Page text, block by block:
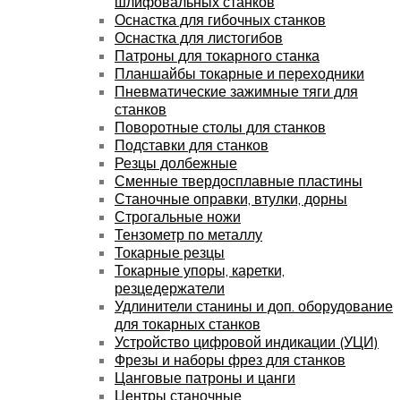
Оснастка для гибочных станков
Оснастка для листогибов
Патроны для токарного станка
Планшайбы токарные и переходники
Пневматические зажимные тяги для
станков
Поворотные столы для станков
Подставки для станков
Резцы долбежные
Сменные твердосплавные пластины
Станочные оправки, втулки, дорны
Строгальные ножи
Тензометр по металлу
Токарные резцы
Токарные упоры, каретки,
резцедержатели
Удлинители станины и доп. оборудование
для токарных станков
Устройство цифровой индикации (УЦИ)
Фрезы и наборы фрез для станков
Цанговые патроны и цанги
Центры станочные